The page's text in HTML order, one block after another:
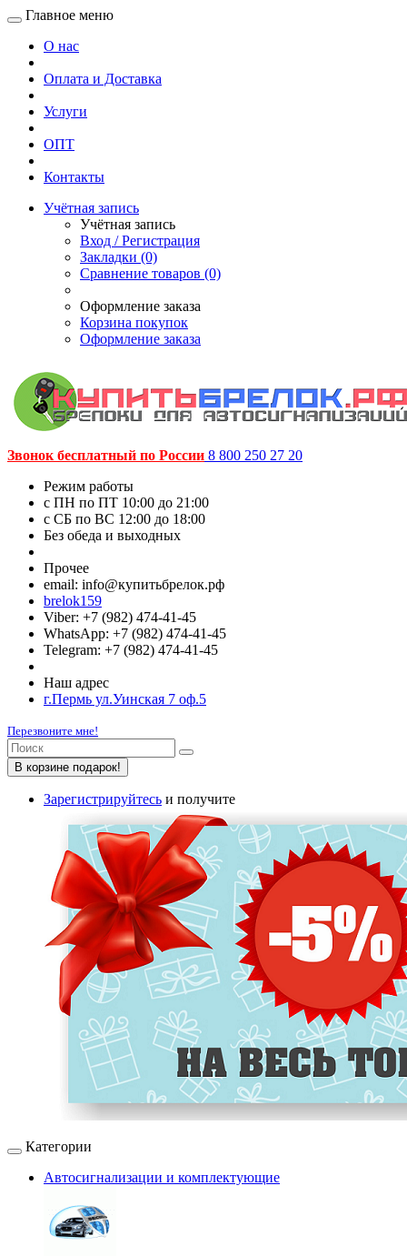
Главное меню
О нас
Оплата и Доставка
Услуги
ОПТ
Контакты
Учётная запись
Учётная запись
Вход / Регистрация
Закладки (0)
Сравнение товаров (0)
Оформление заказа
Корзина покупок
Оформление заказа
Звонок бесплатный по России 8 800 250 27 20
Режим работы
c ПН по ПТ 10:00 до 21:00
c СБ по ВС 12:00 до 18:00
Без обеда и выходных
Прочее
email: info@купитьбрелок.рф
brelok159
Viber: +7 (982) 474-41-45
WhatsApp: +7 (982) 474-41-45
Telegram: +7 (982) 474-41-45
Наш адрес
г.Пермь ул.Уинская 7 оф.5
Перезвоните мне!
В корзине подарок!
Зарегистрируйтесь и получите
Категории
Автосигнализации и комплектующие